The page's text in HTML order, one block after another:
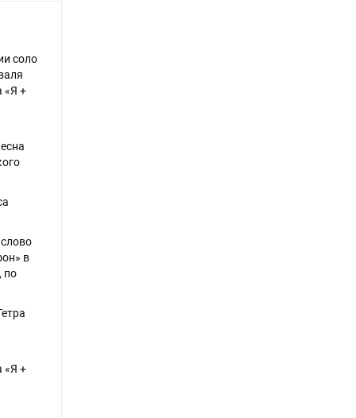
соло
«Я +
в
по
«Я +